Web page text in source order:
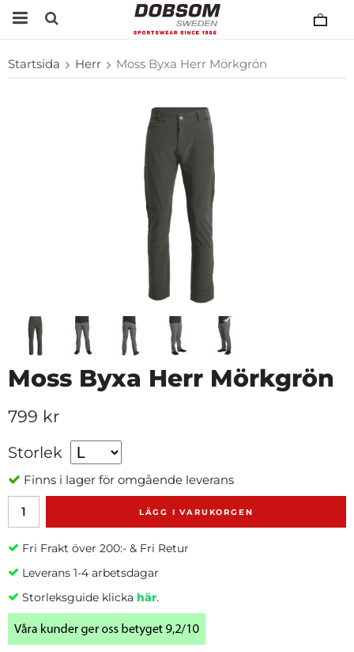
Startsida Herr Moss Byxa Herr Mörkgrön
Moss Byxa Herr Mörkgrön
799 kr
Storlek
Finns i lager för omgående leverans
LÄGG I VARUKORGEN
Fri Frakt över 200:- & Fri Retur
Leverans 1-4 arbetsdagar
Storleksguide klicka här.